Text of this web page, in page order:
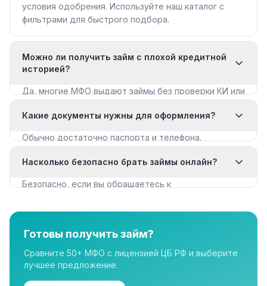
условия одобрения. Используйте наш каталог с
фильтрами для быстрого подбора.
Можно ли получить займ с плохой кредитной
историей?
Да, многие МФО выдают займы без проверки КИ или
с плохой КИ».
Какие документы нужны для оформления?
Обычно достаточно паспорта и телефона.
документы для крупных сумм.
Насколько безопасно брать займы онлайн?
Безопасно, если вы обращаетесь к
организации в нашем каталоге имеют лицензию.
Готовы получить займ?
Сравните 50+ МФО с лицензией ЦБ РФ и выберите
лучшее предложение.